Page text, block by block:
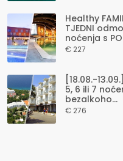
Healthy
TJEDNI
noćenja s
€ 227
[18.08.-
5, 6 ili 7
bezalkoho...
€ 276